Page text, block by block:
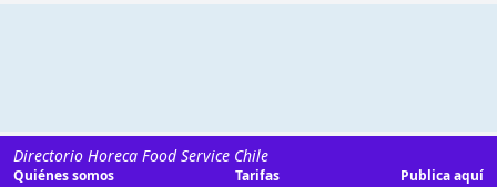
Directorio Horeca Food Service Chile
Quiénes somos Tarifas Publica aquí